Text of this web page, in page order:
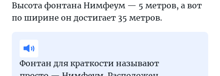
Высота фонтана Нимфеум — 5 метров, а вот
по ширине он достигает 35 метров.
Фонтан для краткости называют